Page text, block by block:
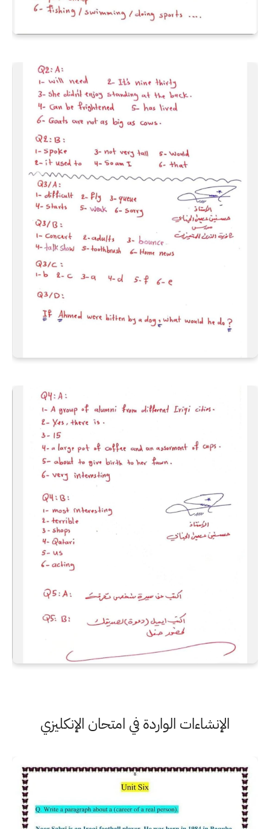
الإنشاءات الواردة في امتحان الإنكليزي